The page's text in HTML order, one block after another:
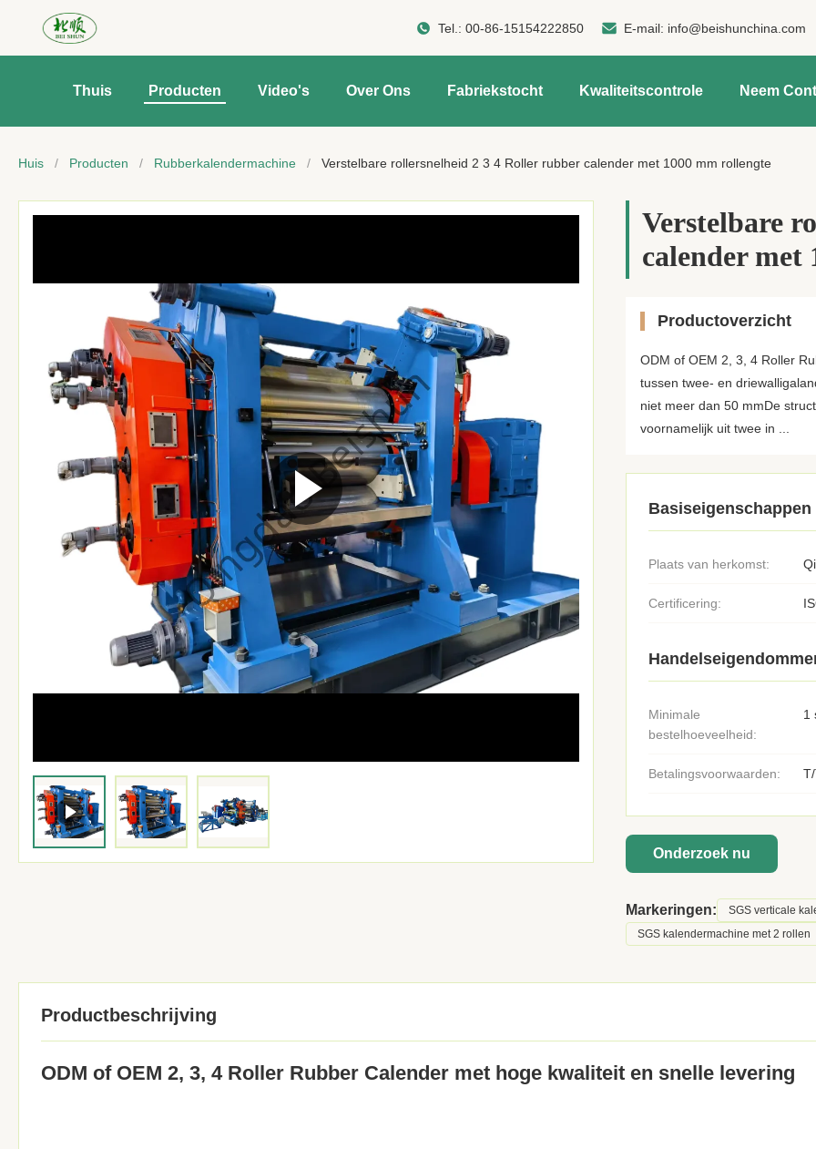
Tel.:00-86-15154222850 E-mail: info@beishunchina.com
Thuis Producten Video's Over Ons Fabriekstocht Kwaliteitscontrole Neem
Huis / Producten / Rubberkalendermachine / Verstelbare rollersnelheid 2 3 4 Roller rubber calender met 1000 mm rollengte
Verstelbare
calender met
Productoverzicht
ODM of OEM 2, 3, 4 Roller
tussen twee- en
niet meer dan 50 mmDe
voornamelijk uit twee in ...
Basiseigenschappen
Plaats van herkomst:
Certificering:
Minimale
bestelhoeveelheid:
1
Betalingsvoorwaarden:
Onderzoek nu
Markeringen:
SGS verticale
SGS kalendermachine met 2 rollen
Productbeschrijving
ODM of OEM 2, 3, 4 Roller Rubber Calender met hoge kwaliteit en snelle levering